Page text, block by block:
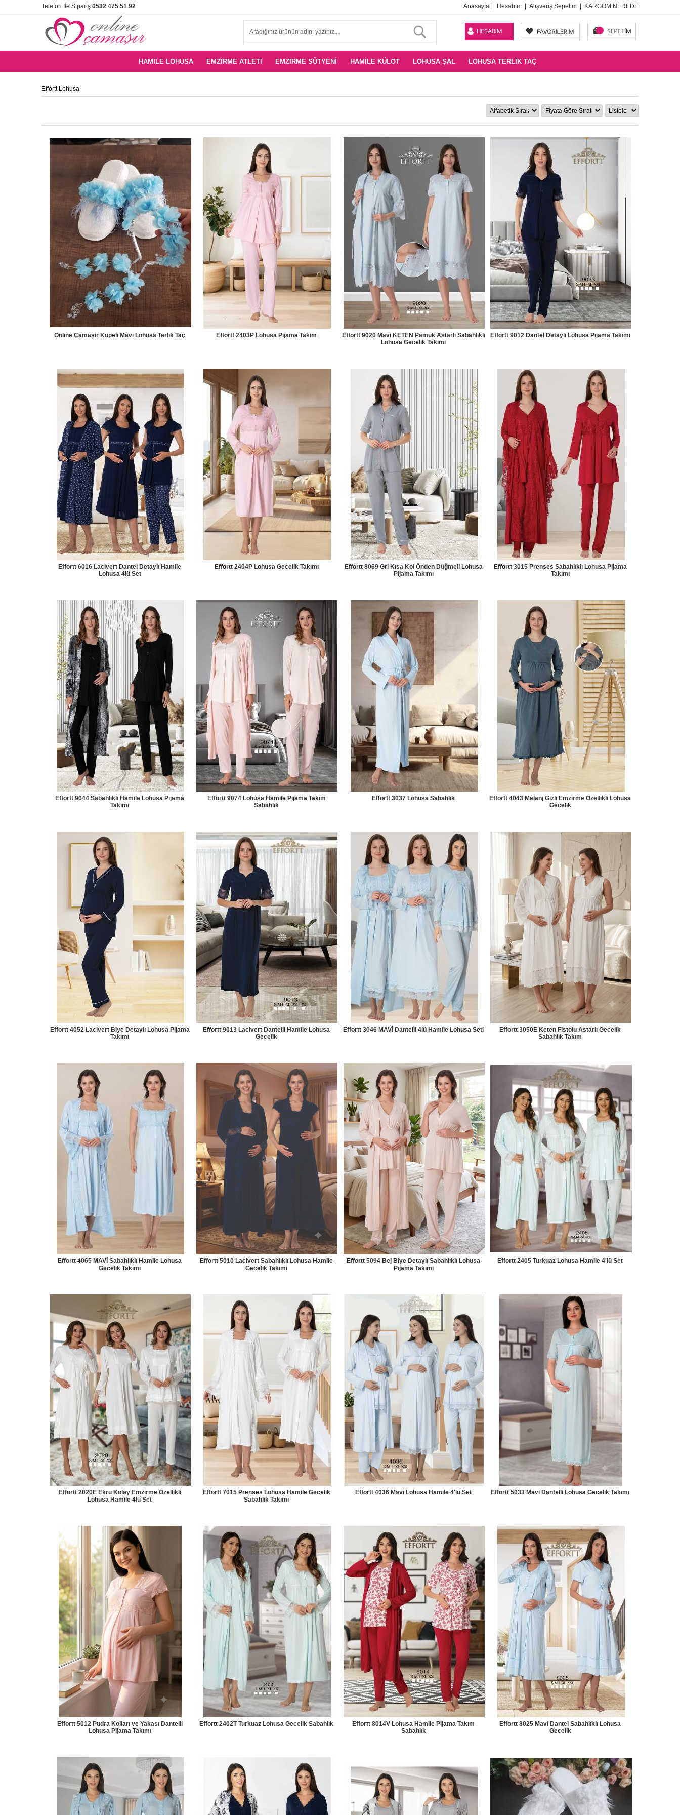
Telefon İle Sipariş 0532 475 51 92 Anasayfa Hesabım Alışveriş Sepetim KARGOM NEREDE
HAMILE LOHUSA EMZIRME ATLETI EMZIRME SÜTYENI HAMILE KÜLOT LOHUSA ŞAL LOHUSA TERLIK TAÇ
Effortt Lohusa
Online Çamaşır Küpeli Mavi Lohusa Terlik Taç Effortt 2403P Lohusa Pijama Takım
Effortt 9020 Mavi KETEN Pamuk Astarlı Sabahlıklı
Lohusa Gecelik Takımı
Effortt 9012 Dantel Detaylı Lohusa Pijama Takımı
Effortt 6016 Lacivert Dantel Detaylı Hamile
Lohusa 4lü Set
Effortt 2404P Lohusa Gecelik Takımı
Effortt 8069 Gri Kısa Kol Önden Düğmeli Lohusa
Pijama Takımı
Effortt 3015 Prenses Sabahlıklı Lohusa Pijama
Takımı
Effortt 9044 Sabahlıklı Hamile Lohusa Pijama
Takımı
Effortt 9074 Lohusa Hamile Pijama Takım
Sabahlık
Effortt 3037 Lohusa Sabahlık
Effortt 4043 Melanj Gizli Emzirme Özellikli Lohusa
Gecelik
Effortt 4052 Lacivert Biye Detaylı Lohusa Pijama
Takımı
Effortt 9013 Lacivert Dantelli Hamile Lohusa
Gecelik
Effortt 3046 MAVİ Dantelli 4lü Hamile Lohusa Seti
Effortt 3050E Keten Fistolu Astarlı Gecelik
Sabahlık Takım
Effortt 4065 MAVİ Sabahlıklı Hamile Lohusa
Gecelik Takımı
Effortt 5010 Lacivert Sabahlıklı Lohusa Hamile
Gecelik Takımı
Effortt 5094 Bej Biye Detaylı Sabahlıklı Lohusa
Pijama Takımı
Effortt 2405 Turkuaz Lohusa Hamile 4'lü Set
Effortt 2020E Ekru Kolay Emzirme Özellikli
Lohusa Hamile 4lü Set
Effortt 7015 Prenses Lohusa Hamile Gecelik
Sabahlık Takımı
Effortt 4036 Mavi Lohusa Hamile 4'lü Set Effortt 5033 Mavi Dantelli Lohusa Gecelik Takımı
Effortt 5012 Pudra Kolları ve Yakası Dantelli
Lohusa Pijama Takımı
Effortt 2402T Turkuaz Lohusa Gecelik Sabahlık
Effortt 8014V Lohusa Hamile Pijama Takım
Sabahlık
Effortt 8025 Mavi Dantel Sabahlıklı Lohusa
Gecelik